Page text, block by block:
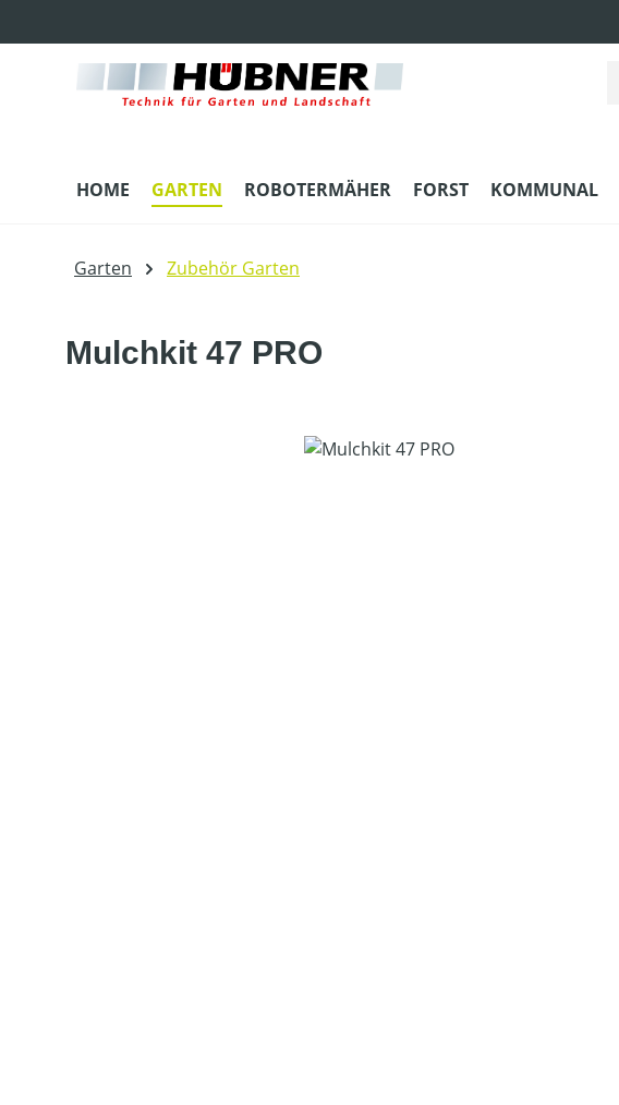
HOME GARTEN ROBOTERMÄHER FORST KOMMUNAL
Garten Zubehör Garten
Mulchkit 47 PRO